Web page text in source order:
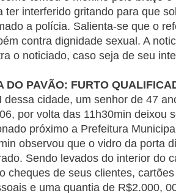
ter interferido gritando para que
a polícia. Salienta-se que o
contra dignidade sexual. A
o noticiado, caso seja de seu
DO PAVÃO: FURTO
dessa cidade, um senhor de 47
por volta das 11h30min deixou
próximo a Prefeitura
observou que o vidro da porta
Sendo levados do interior do
cheques de seus clientes,
e uma quantia de R$2.000,